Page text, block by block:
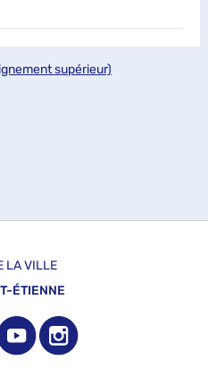
supérieur)
LA VILLE
ÉTIENNE